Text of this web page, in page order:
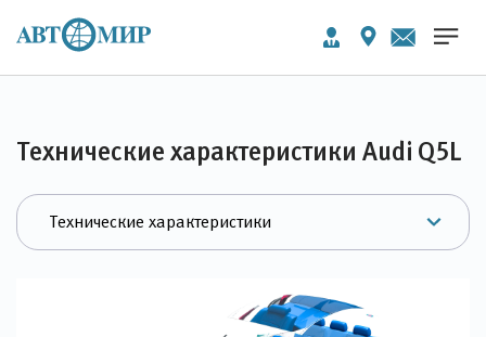
Технические характеристики Audi Q5L